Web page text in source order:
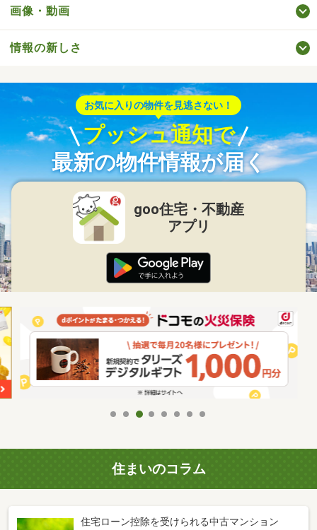
画像・動画
情報の新しさ
お気に入りの物件を見逃さない！
プッシュ通知で
最新の物件情報が届く
goo住宅・不動産
アプリ
住まいのコラム
住宅ローン控除を受けられる中古マンション